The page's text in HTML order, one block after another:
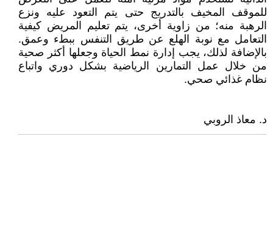
للموقف المخيف بالتدريج حتى يتم التعود عليه ونزع
الرهبة منه؛ من زاوية أخرى، يتم تعليم المريض كيفية
التعامل مع نوبة الهلع عن طريق التنفس ببطء وعمق.
بالإضافة لذلك، يجب إدارة نمط الحياة وجعلها أكثر صحية
من خلال عمل التمارين الرياضية بشكل دوري واتباع
نظام غذائي صحي.
د. معاذ الروبي